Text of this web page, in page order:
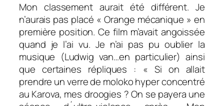
Mon classement aurait été différent. Je
n’aurais pas placé « Orange mécanique » en
première position. Ce film m’avait angoissée
quand je l’ai vu. Je n’ai pas pu oublier la
musique (Ludwig van…en particulier) ainsi
que certaines répliques : « Si on allait
prendre un verre de moloko hyper concentré
au Karova, mes droogies ? On se payera une